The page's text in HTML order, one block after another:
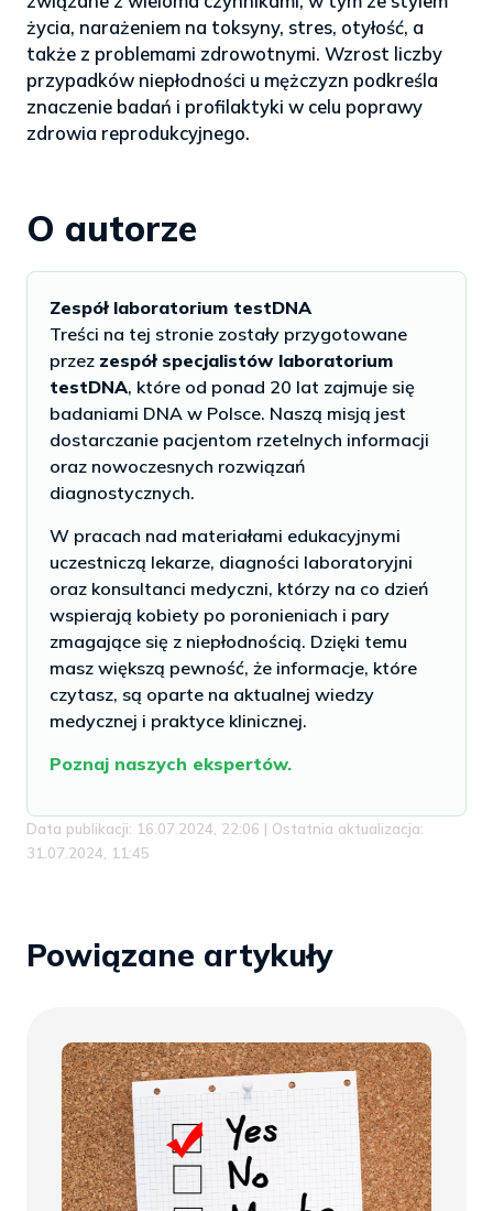
życia, narażeniem na toksyny, stres, otyłość, a
także z problemami zdrowotnymi. Wzrost liczby
przypadków niepłodności u mężczyzn podkreśla
znaczenie badań i profilaktyki w celu poprawy
zdrowia reprodukcyjnego.
O autorze
Zespół laboratorium testDNA
Treści na tej stronie zostały przygotowane
przez zespół specjalistów laboratorium
testDNA, które od ponad 20 lat zajmuje się
badaniami DNA w Polsce. Naszą misją jest
dostarczanie pacjentom rzetelnych informacji
oraz nowoczesnych rozwiązań
diagnostycznych.
W pracach nad materiałami edukacyjnymi
uczestniczą lekarze, diagności laboratoryjni
oraz konsultanci medyczni, którzy na co dzień
wspierają kobiety po poronieniach i pary
zmagające się z niepłodnością. Dzięki temu
masz większą pewność, że informacje, które
czytasz, są oparte na aktualnej wiedzy
medycznej i praktyce klinicznej.
Poznaj naszych ekspertów.
Data publikacji: 16.07.2024, 22:06 | Ostatnia aktualizacja:
31.07.2024, 11:45
Powiązane artykuły